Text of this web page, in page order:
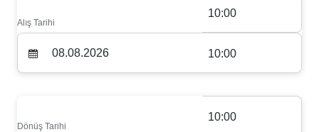
Alış Tarihi
10:00
10:00
Dönüş Tarihi
10:00